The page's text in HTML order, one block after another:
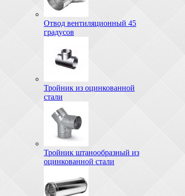
Отвод вентиляционный 45
градусов
Тройник из оцинкованной
стали
Тройник штанообразный из
оцинкованной стали